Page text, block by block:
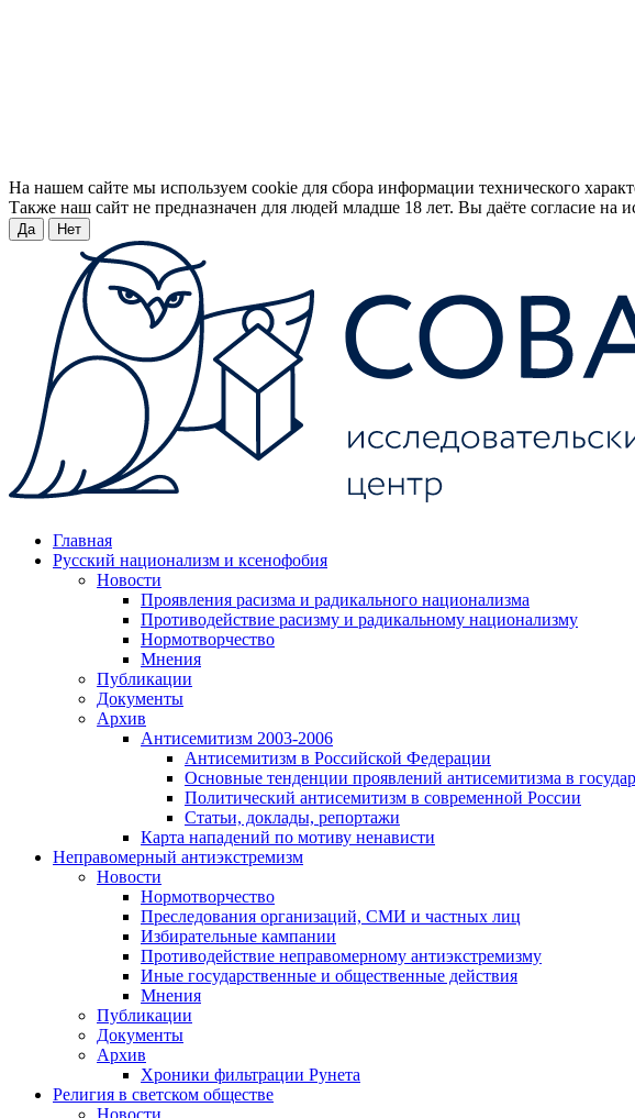
На нашем сайте мы используем cookie для сбора информации технического
Также наш сайт не предназначен для людей младше 18 лет. Вы даёте согласие на
Да Нет
Главная
Русский национализм и ксенофобия
Новости
Проявления расизма и радикального национализма
Противодействие расизму и радикальному национализму
Нормотворчество
Мнения
Публикации
Документы
Архив
Антисемитизм 2003-2006
Антисемитизм в Российской Федерации
Основные тенденции проявлений антисемитизма в
Политический антисемитизм в современной России
Статьи, доклады, репортажи
Карта нападений по мотиву ненависти
Неправомерный антиэкстремизм
Новости
Нормотворчество
Преследования организаций, СМИ и частных лиц
Избирательные кампании
Противодействие неправомерному антиэкстремизму
Иные государственные и общественные действия
Мнения
Публикации
Документы
Архив
Хроники фильтрации Рунета
Религия в светском обществе